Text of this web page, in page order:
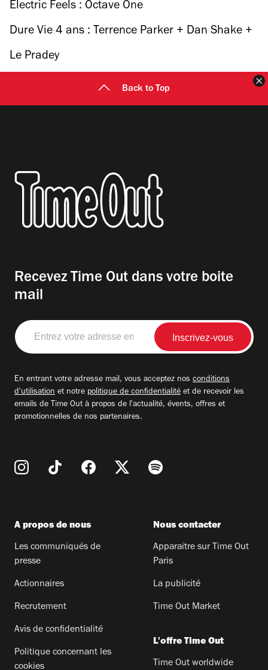
Electric Feels : Octave One
Dure Vie 4 ans : Terrence Parker + Dan Shake +
Dusty Fingers
Le Pradey
Back to Top
Recevez Time Out dans votre boite
mail
Entrez
votre
adresse
En entrant votre adresse mail, vous acceptez nos conditions
d'utilisation et notre politique de confidentialité et de recevoir les
emails de Time Out à propos de l'actualité, évents, offres et
promotionnelles de nos partenaires.
A propos de nous
Les communiqués de
presse
Actionnaires
Recrutement
Avis de confidentialité
Politique concernant les
cookies
Nous contacter
Apparaitre sur Time Out
Paris
La publicité
Time Out Market
L'offre Time Out
Time Out worldwide